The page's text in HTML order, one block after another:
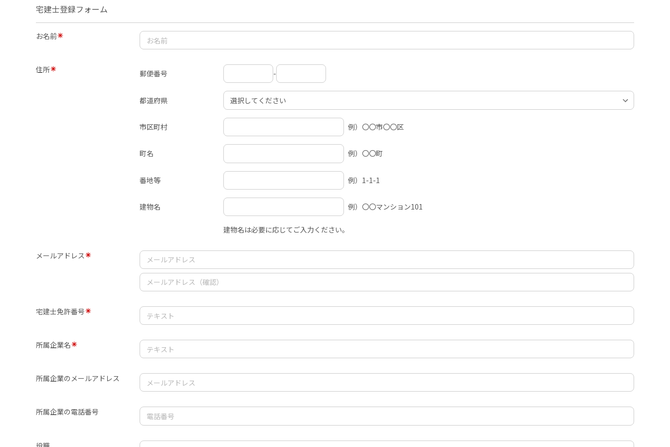
宅建士登録フォーム
お名前
住所 郵便番号 -
都道府県
市区町村 例）〇〇市〇〇区
町名 例）〇〇町
番地等 例）1-1-1
建物名 例）〇〇マンション101
建物名は必要に応じてご入力ください。
メールアドレス
宅建士免許番号
所属企業名
所属企業のメールアドレス
所属企業の電話番号